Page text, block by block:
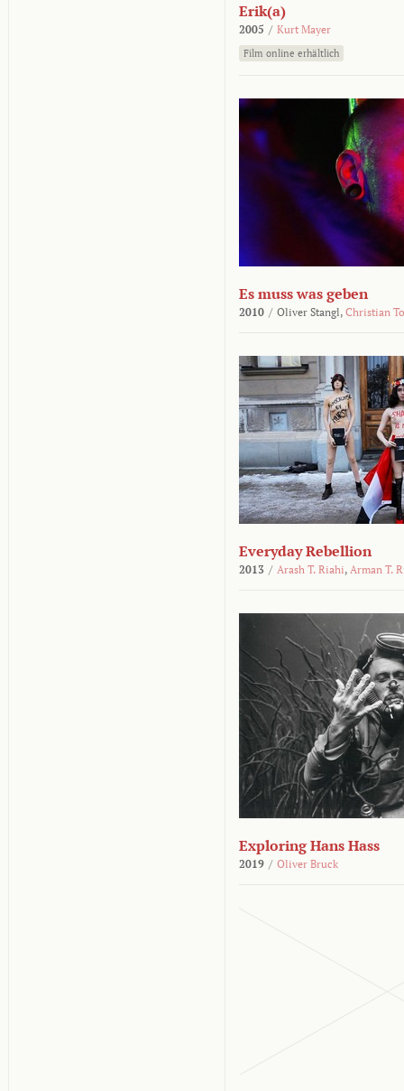
Erik(a)
2005 / Kurt Mayer
Film online erhältlich
Es muss was geben
2010 / Oliver Stangl, Christian
Everyday Rebellion
2013 / Arash T. Riahi, Arman T.
Exploring Hans Hass
2019 / Oliver Bruck